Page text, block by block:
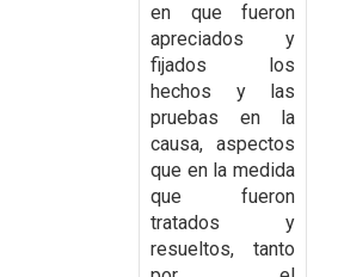
en que fueron
apreciados y
fijados los
hechos y las
pruebas en la
causa, aspectos
que en la medida
que fueron
tratados y
resueltos, tanto